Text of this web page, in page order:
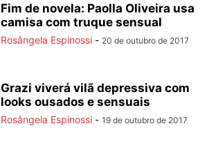
Fim de novela: Paolla Oliveira usa
camisa com truque sensual
Rosângela Espinossi - 20 de outubro de 2017
Grazi viverá vilã depressiva com
looks ousados e sensuais
Rosângela Espinossi - 19 de outubro de 2017